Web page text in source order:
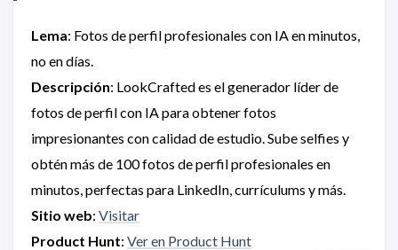
Lema: Fotos de perfil profesionales con IA en minutos,
no en días.
Descripción: LookCrafted es el generador líder de
fotos de perfil con IA para obtener fotos
impresionantes con calidad de estudio. Sube selfies y
obtén más de 100 fotos de perfil profesionales en
minutos, perfectas para LinkedIn, currículums y más.
Sitio web: Visitar
Product Hunt: Ver en Product Hunt